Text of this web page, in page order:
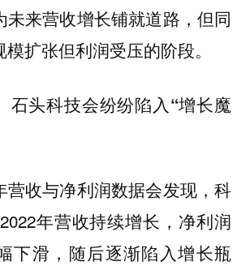
来营收增长铺就道路， 但同
扩张但利润受压的阶段。
石头科技会纷纷陷入“增长魔
营收与净利润数据会发现，科
年营收持续增长，净利润
下滑，随后逐渐陷入增长瓶